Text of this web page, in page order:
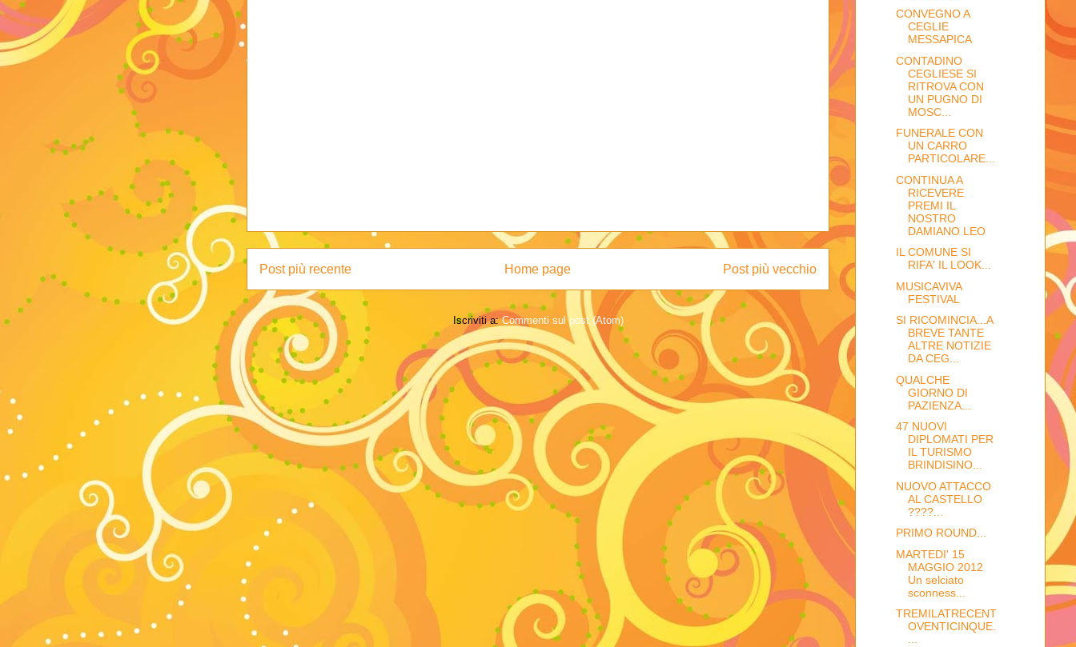
Post più recente Post più vecchio
Home page
Iscriviti a:Commenti sul post (Atom)
CONVEGNO A
CEGLIE
MESSAPICA
CONTADINO
CEGLIESE SI
RITROVA CON
UN PUGNO DI
MOSC...
FUNERALE CON
UN CARRO
PARTICOLARE...
CONTINUA A
RICEVERE
PREMI IL
NOSTRO
DAMIANO LEO
IL COMUNE SI
RIFA' IL LOOK...
MUSICAVIVA
FESTIVAL
SI RICOMINCIA...A
BREVE TANTE
ALTRE NOTIZIE
DA CEG...
QUALCHE
GIORNO DI
PAZIENZA...
47 NUOVI
DIPLOMATI PER
IL TURISMO
BRINDISINO...
NUOVO ATTACCO
AL CASTELLO
????...
PRIMO ROUND...
MARTEDI' 15
MAGGIO 2012
Un selciato
sconness...
TREMILATRECENT
OVENTICINQUE.
...